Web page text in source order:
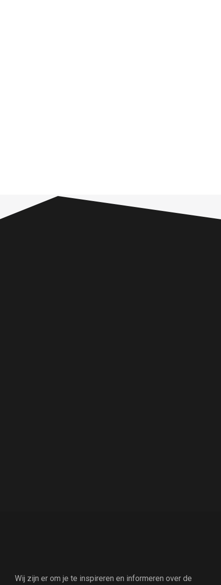
Wij zijn er om je te inspireren en informeren over de